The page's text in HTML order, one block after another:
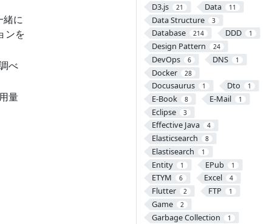
D3.js 21 Data 11
Data Structure 3
Database 214 DDD 1
Design Pattern 24
DevOps 6 DNS 1
Docker 28
Docusaurus 1 Dto 1
E-Book 8 E-Mail 1
Eclipse 3
Effective Java 4
Elasticsearch 8
Elastisearch 1
Entity 1 EPub 1
ETYM 6 Excel 4
Flutter 2 FTP 1
Game 2
Garbage Collection 1
緒に
ンを
べ
量